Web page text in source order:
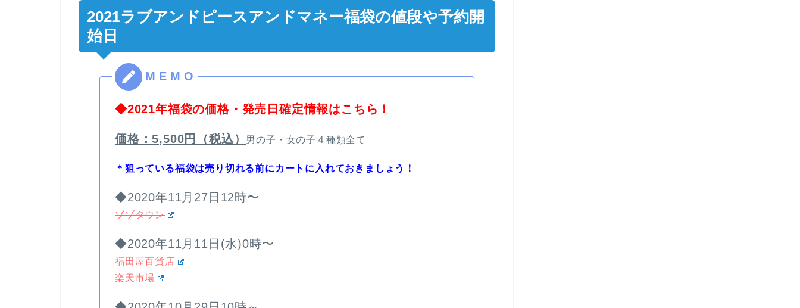
2021ラブアンドピースアンドマネー福袋の値段や予約開
始日
◆2021年福袋の価格・発売日確定情報はこちら！
価格：5,500円（税込） 男の子・女の子４種類全て
＊狙っている福袋は売り切れる前にカートに入れておきましょう！
◆2020年11月27日12時〜
ゾゾタウン
◆2020年11月11日(水)0時〜
福田屋百貨店
楽天市場